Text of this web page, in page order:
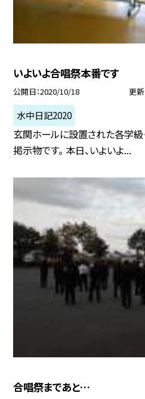
いよいよ合唱祭本番です
公開日 2020/10/18 更
水中日記2020
玄関ホールに設置された各学
掲示物です。 本日、いよいよ...
合唱祭まであと…